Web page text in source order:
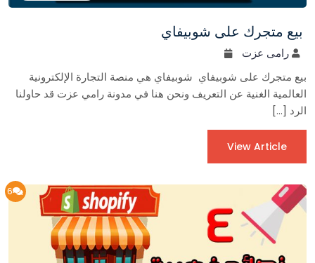
بيع متجرك على شوبيفاي
رامى عزت
بيع متجرك على شوبيفاي شوبيفاي هي منصة التجارة الإلكترونية
العالمية الغنية عن التعريف ونحن هنا في مدونة رامي عزت قد حاولنا
الرد […]
View Article
6